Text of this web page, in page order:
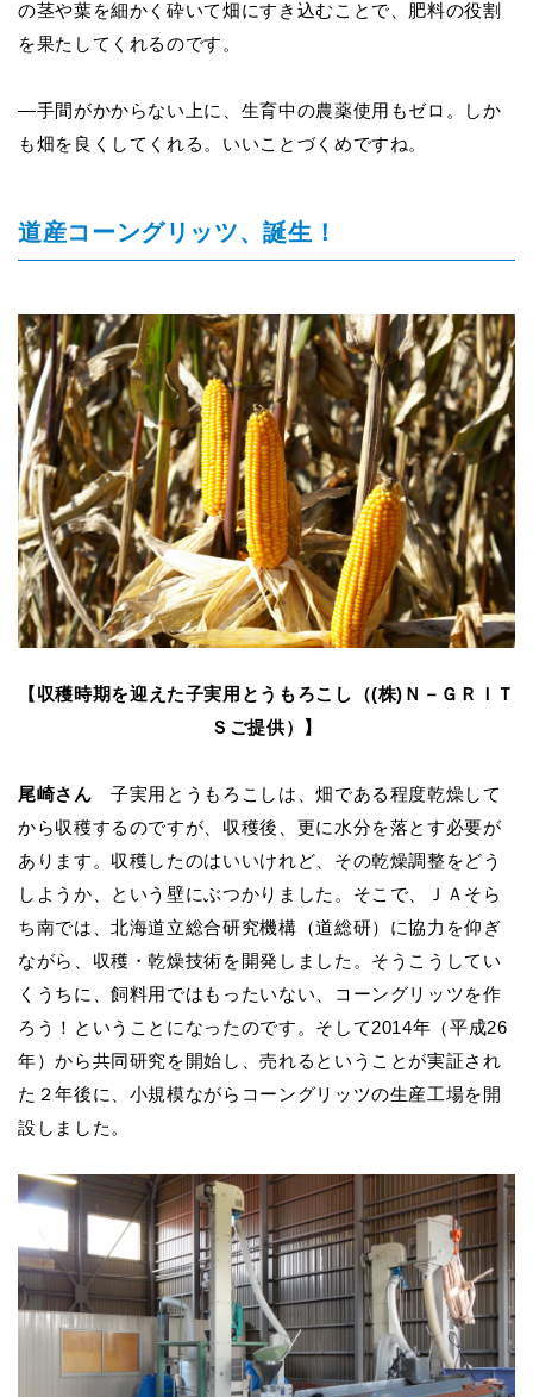
の茎や葉を細かく砕いて畑にすき込むことで、肥料の役割
を果たしてくれるのです。
―手間がかからない上に、生育中の農薬使用もゼロ。しか
も畑を良くしてくれる。いいことづくめですね。
道産コーングリッツ、誕生！
【収穫時期を迎えた子実用とうもろこし（(株)Ｎ－ＧＲＩＴ
Ｓご提供）】
尾崎さん 子実用とうもろこしは、畑である程度乾燥して
から収穫するのですが、収穫後、更に水分を落とす必要が
あります。収穫したのはいいけれど、その乾燥調整をどう
しようか、という壁にぶつかりました。そこで、
ＪＡそら
ち南では、北海道立総合研究機構（道総研）に協力を仰ぎ
ながら、 収穫・乾燥技術を開発しました 。そうこうしてい
くうちに、飼料用ではもったいない、コーングリッツを作
ろう！ということになったのです。そして2014年（平成26
年）から共同研究を開始し、売れるということが実証され
た２年後に、小規模ながらコーングリッツの生産工場を開
設しました。